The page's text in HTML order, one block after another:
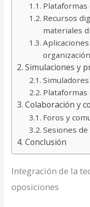
Recursos
materiales
organización
Simulaciones y
Colaboración y
Foros y
Sesiones
Conclusión
Integración de la
oposiciones